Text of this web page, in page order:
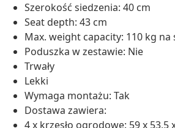
Szerokość siedzenia: 40 cm
Seat depth: 43 cm
Max. weight capacity: 110 kg na
Poduszka w zestawie: Nie
Trwały
Lekki
Wymaga montażu: Tak
Dostawa zawiera:
4 x krzesło ogrodowe: 59 x 53,5